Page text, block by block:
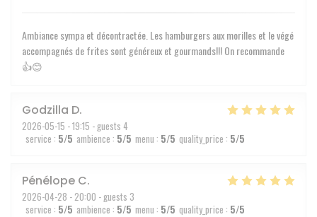
Ambiance sympa et décontractée. Les hamburgers aux morilles et le végé
accompagnés de frites sont généreux et gourmands!!! On recommande
👍😊
Godzilla D
2026-05-15 - 19:15 - guests 4
service : 5/5 ambience : 5/5 menu : 5/5 quality_price : 5/5
Pénélope C
2026-04-28 - 20:00 - guests 3
service : 5/5 ambience : 5/5 menu : 5/5 quality_price : 5/5